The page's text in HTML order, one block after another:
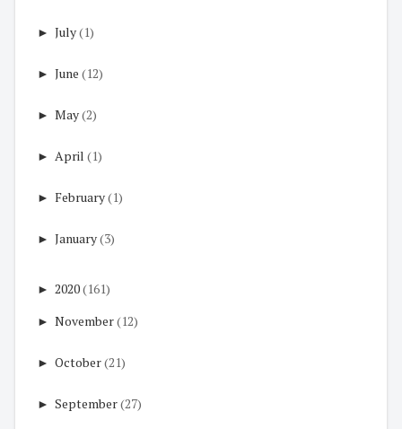
► July(1)
► June (12)
► May(2)
► April (1)
► February(1)
► January(3)
► 2020(161)
► November(12)
► October(21)
► September(27)